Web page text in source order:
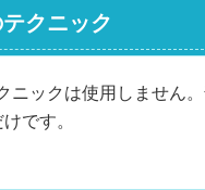
クニック
ニックは使用しません
です。